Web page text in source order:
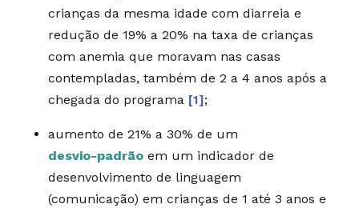
crianças da mesma idade com diarreia e
redução de 19% a 20% na taxa de crianças
com anemia que moravam nas casas
contempladas, também de 2 a 4 anos após a
chegada do programa [1];
aumento de 21% a 30% de um
desvio-padrãoem um indicador de
desenvolvimento de linguagem
(comunicação) em crianças de 1 até 3 anos e